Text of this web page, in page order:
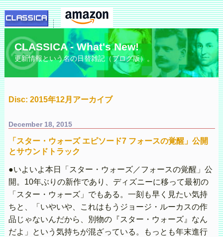
CLASSICA - What's New!
更新情報という名の日替雑記（ブログ版）。
Disc: 2015年12月アーカイブ
December 18, 2015
「スター・ウォーズ エピソード7 フォースの覚醒」公開
とサウンドトラック
●いよいよ本日「スター・ウォーズ／フォースの覚醒」公
開。10年ぶりの新作であり、ディズニーに移って最初の
「スター・ウォーズ」でもある。一刻も早く見たい気持
ちと、「いやいや、これはもうジョージ・ルーカスの作
品じゃないんだから、別物の『スター・ウォーズ』なん
だよ」という気持ちが混ざっている。もっとも年末進行